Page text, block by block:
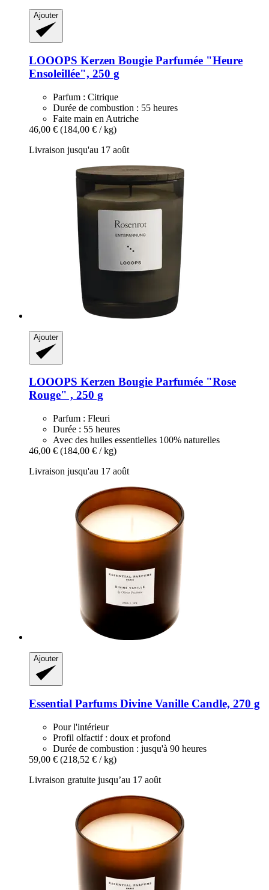
Ajouter
LOOOPS Kerzen Bougie Parfumée "Heure
Ensoleillée", 250 g
Parfum : Citrique
Durée de combustion : 55 heures
Faite main en Autriche
46,00 € (184,00 € / kg)
Livraison jusqu'au 17 août
Ajouter
LOOOPS Kerzen Bougie Parfumée "Rose
Rouge" , 250 g
Parfum : Fleuri
Durée : 55 heures
Avec des huiles essentielles 100% naturelles
46,00 € (184,00 € / kg)
Livraison jusqu'au 17 août
Ajouter
Essential Parfums Divine Vanille Candle, 270 g
Pour l'intérieur
Profil olfactif : doux et profond
Durée de combustion : jusqu'à 90 heures
59,00 € (218,52 € / kg)
Livraison gratuite jusqu’au 17 août